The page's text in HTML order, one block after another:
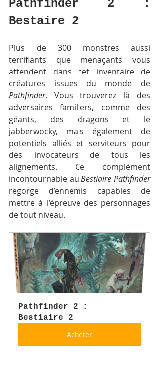
Pathfinder 2 :
Bestaire 2
Plus de 300 monstres aussi
terrifiants que menaçants vous
attendent dans cet inventaire de
Pathfinder. Vous trouverez là des
adversaires familiers, comme des
géants, des dragons et le
jabberwocky, mais également de
potentiels alliés et serviteurs pour
des invocateurs de tous les
alignements. Ce complément
incontournable au Bestiaire Pathfinder
regorge d’ennemis capables de
mettre à l’épreuve des personnages
de tout niveau.
Pathfinder 2 :
Bestiaire 2
Acheter